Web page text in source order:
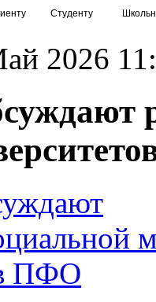
Студенту
2026